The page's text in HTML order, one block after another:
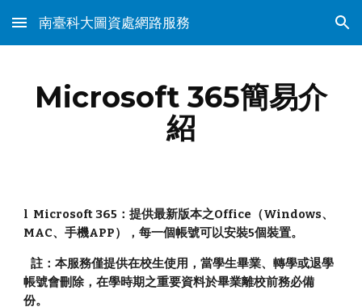
Skip to main content Skip to navigation
南臺科大圖資處網路服務
Microsoft 365簡易介
紹
l Microsoft 365：提供最新版本之Office（Windows、
MAC、手機APP），每一個帳號可以安裝5個裝置。
註：本服務僅提供在校生使用，當學生畢業、轉學或退學
帳號會刪除，在學時期之重要資料於畢業離校前務必備
份。